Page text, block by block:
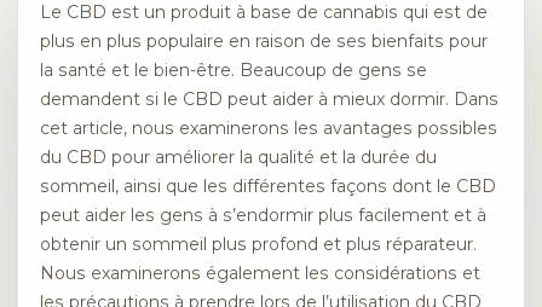
Le CBD est un produit à base de cannabis qui est de
plus en plus populaire en raison de ses bienfaits pour
la santé et le bien-être. Beaucoup de gens se
demandent si le CBD peut aider à mieux dormir. Dans
cet article, nous examinerons les avantages possibles
du CBD pour améliorer la qualité et la durée du
sommeil, ainsi que les différentes façons dont le CBD
peut aider les gens à s’endormir plus facilement et à
obtenir un sommeil plus profond et plus réparateur.
Nous examinerons également les considérations et
les précautions à prendre lors de l’utilisation du CBD